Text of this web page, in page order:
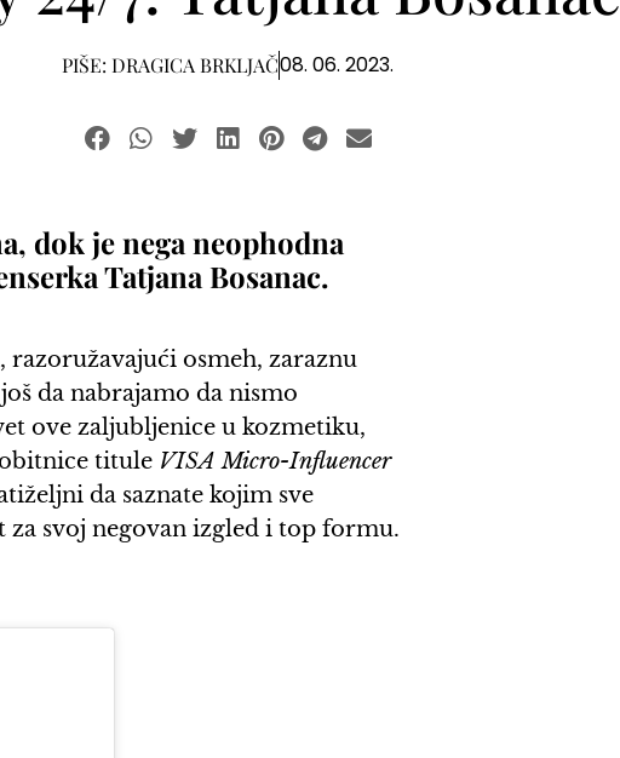
PIŠE: DRAGICA BRKLJAČ08. 06. 2023.
dok je nega neophodna
Tatjana Bosanac.
razoružavajući osmeh, zaraznu
da nabrajamo da nismo
ove zaljubljenice u kozmetiku,
titule VISA Micro-Influencer
da saznate kojim sve
svoj negovan izgled i top formu.